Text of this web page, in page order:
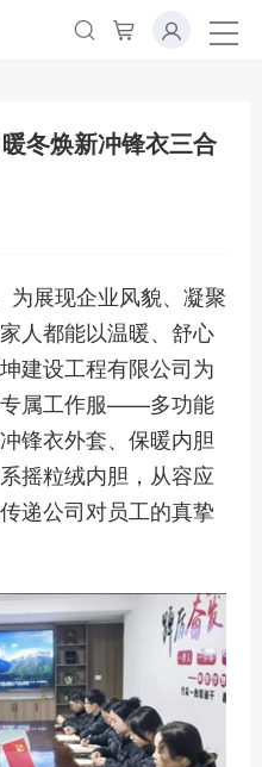
冬焕新冲锋衣三合
为展现企业风貌、凝聚
人都能以温暖、舒心
建设工程有限公司为
专属工作服——多功能
锋衣外套、保暖内胆
摇粒绒内胆，从容应
递公司对员工的真挚